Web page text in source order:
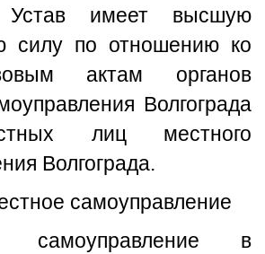
Устав имеет высшую
силу по отношению ко
актам органов
Волгограда
лиц местного
Волгограда.
самоуправление
самоуправление в